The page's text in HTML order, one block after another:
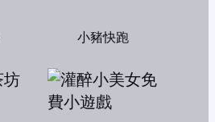
小豬快跑